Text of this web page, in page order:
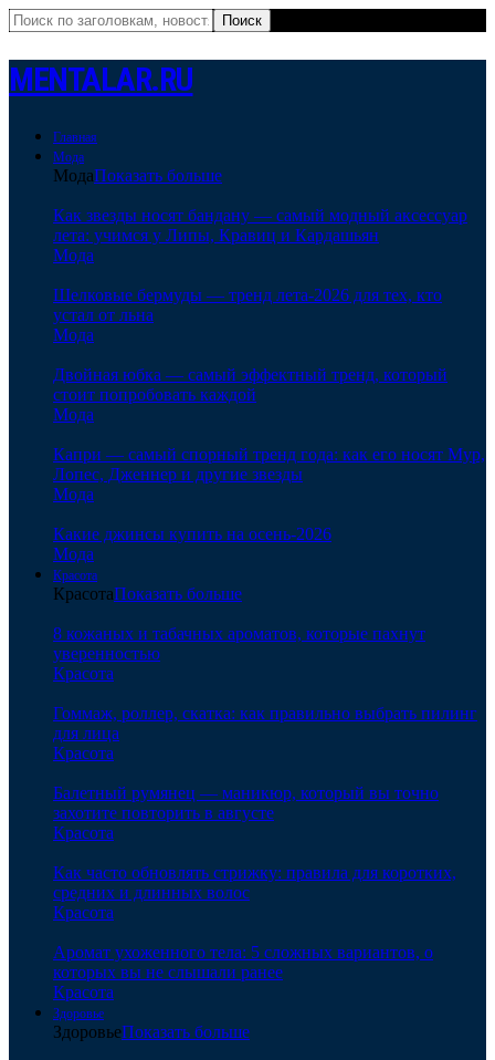
MENTALAR.RU
Главная
Мода
МодаПоказать больше
Как звезды носят бандану — самый модный аксессуар
лета: учимся у Липы, Кравиц и Кардашьян
Мода
Шелковые бермуды — тренд лета-2026 для тех, кто
устал от льна
Мода
Двойная юбка — самый эффектный тренд, который
стоит попробовать каждой
Мода
Капри — самый спорный тренд года: как его носят Мур,
Лопес, Дженнер и другие звезды
Мода
Какие джинсы купить на осень-2026
Мода
Красота
КрасотаПоказать больше
8 кожаных и табачных ароматов, которые пахнут
уверенностью
Красота
Гоммаж, роллер, скатка: как правильно выбрать пилинг
для лица
Красота
Балетный румянец — маникюр, который вы точно
захотите повторить в августе
Красота
Как часто обновлять стрижку: правила для коротких,
средних и длинных волос
Красота
Аромат ухоженного тела: 5 сложных вариантов, о
которых вы не слышали ранее
Красота
Здоровье
ЗдоровьеПоказать больше